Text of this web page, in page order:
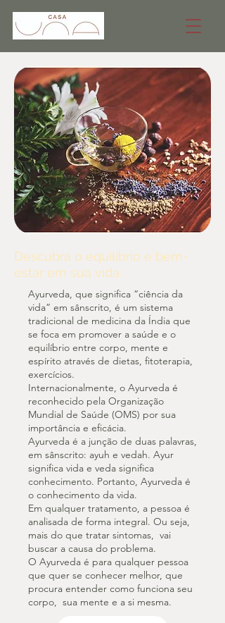
Descubra o equilíbrio e bem-
estar em sua vida.
Ayurveda, que significa “ciência da
vida” em sânscrito, é um sistema
tradicional de medicina da Índia que
se foca em promover a saúde e o
equilíbrio entre corpo, mente e
espírito através de dietas, fitoterapia,
exercícios.
Internacionalmente, o Ayurveda é
reconhecido pela Organização
Mundial de Saúde (OMS) por sua
importância e eficácia.
Ayurveda é a junção de duas palavras,
em sânscrito: ayuh e vedah. Ayur
significa vida e veda significa
conhecimento. Portanto, Ayurveda é
o conhecimento da vida.
Em qualquer tratamento, a pessoa é
analisada de forma integral. Ou seja,
mais do que tratar sintomas, vai
buscar a causa do problema.
O Ayurveda é para qualquer pessoa
que quer se conhecer melhor, que
procura entender como funciona seu
corpo, sua mente e a si mesma.